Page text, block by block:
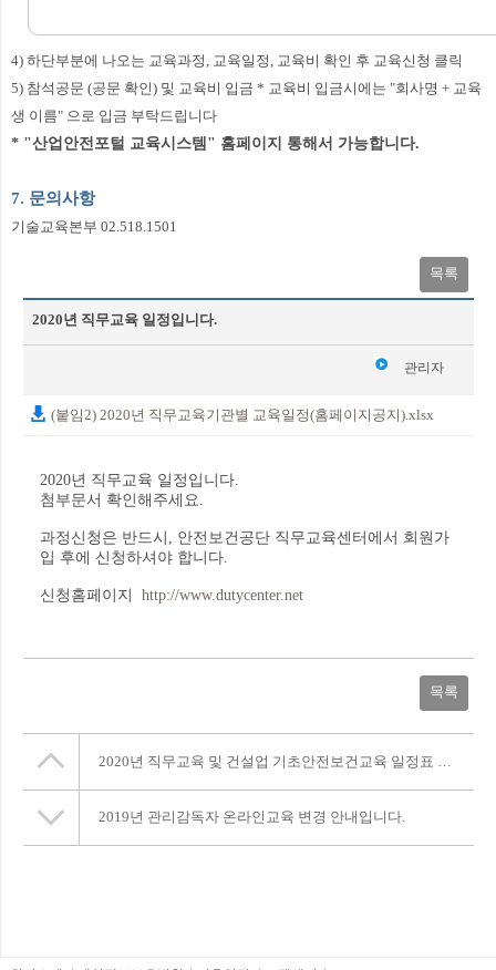
4) 하단부분에 나오는 교육과정, 교육일정, 교육비 확인 후 교육신청 클릭
5) 참석공문 (공문 확인) 및 교육비 입금 * 교육비 입금시에는 "회사명 + 교육
생 이름" 으로 입금 부탁드립니다
* "산업안전포털 교육시스템" 홈페이지 통해서 가능합니다.
7. 문의사항
기술교육본부 02.518.1501
목록
2020년 직무교육 일정입니다.
관리자
2020-01-06
(붙임2) 2020년 직무교육기관별 교육일정(홈페이지공지).xlsx
2020년 직무교육 일정입니다.
첨부문서 확인해주세요.
과정신청은 반드시, 안전보건공단 직무교육센터에서 회원가
입 후에 신청하셔야 합니다.
신청홈페이지 http://www.dutycenter.net
목록
2020년 직무교육 및 건설업 기초안전보건교육 일정표 (PDF 파일)
2019년 관리감독자 온라인교육 변경 안내입니다.